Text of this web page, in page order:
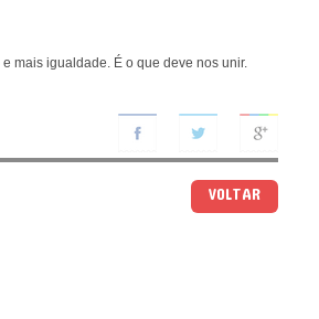
mais igualdade. É o que deve nos unir.
VOLTAR